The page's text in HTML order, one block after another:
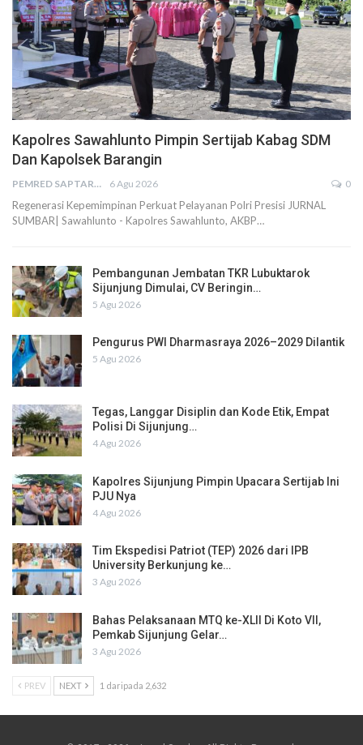
Kapolres Sawahlunto Pimpin Sertijab Kabag SDM
Dan Kapolsek Barangin
PEMRED SAPTARIUS 6 Agu 2026 0
Regenerasi Kepemimpinan Perkuat Pelayanan Polri Presisi JURNAL
SUMBAR| Sawahlunto - Kapolres Sawahlunto, AKBP…
Pembangunan Jembatan TKR Lubuktarok
Sijunjung Dimulai, CV Beringin…
5 Agu 2026
Pengurus PWI Dharmasraya 2026–2029 Dilantik
5 Agu 2026
Tegas, Langgar Disiplin dan Kode Etik, Empat
Polisi Di Sijunjung…
4 Agu 2026
Kapolres Sijunjung Pimpin Upacara Sertijab Ini
PJU Nya
4 Agu 2026
Tim Ekspedisi Patriot (TEP) 2026 dari IPB
University Berkunjung ke…
3 Agu 2026
Bahas Pelaksanaan MTQ ke-XLII Di Koto VII,
Pemkab Sijunjung Gelar…
3 Agu 2026
PREV NEXT 1 daripada 2,632